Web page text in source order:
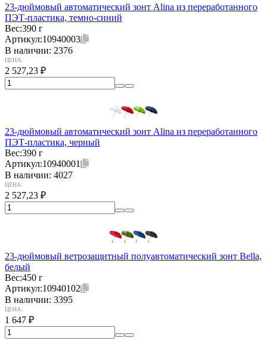
23-дюймовый автоматический зонт Alina из переработанного
ПЭТ-пластика, темно-синий
Вес:390 г
Артикул:10940003
В наличии: 2376
ЦЕНА:
2 527,23 ₽
23-дюймовый автоматический зонт Alina из переработанного
ПЭТ-пластика, черный
Вес:390 г
Артикул:10940001
В наличии: 4027
ЦЕНА:
2 527,23 ₽
23-дюймовый ветрозащитный полуавтоматический зонт Bella,
белый
Вес:450 г
Артикул:10940102
В наличии: 3395
ЦЕНА:
1 647 ₽